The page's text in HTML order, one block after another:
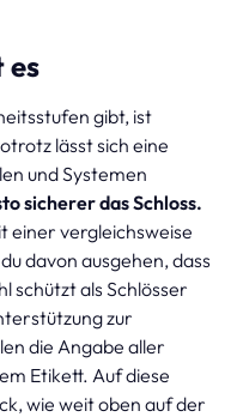
es
gibt, ist
lässt sich eine
und Systemen
sicherer das Schloss.
einer vergleichsweise
davon ausgehen, dass
schützt als Schlösser
zur
die Angabe aller
Etikett. Auf diese
wie weit oben auf der